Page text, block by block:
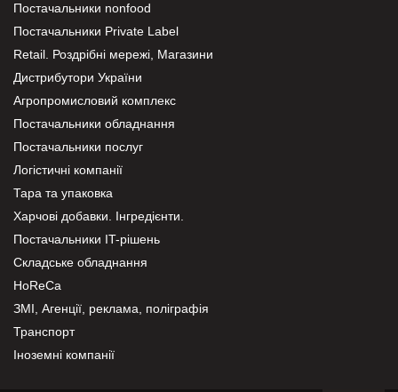
Постачальники nonfood
Постачальники Private Label
Retail. Роздрібні мережі, Магазини
Дистрибутори України
Агропромисловий комплекс
Постачальники обладнання
Постачальники послуг
Логістичні компанії
Тара та упаковка
Харчові добавки. Інгредієнти.
Постачальники IT-рішень
Складське обладнання
HoReCa
ЗМІ, Агенції, реклама, поліграфія
Транспорт
Іноземні компанії